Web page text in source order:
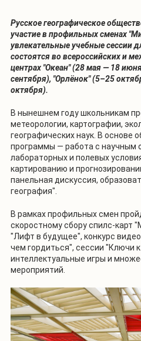
Русское географическое
участие в профильных сменах
увлекательные учебные сессии
состоятся во всероссийских и
центрах "Океан" (28 мая — 18
сентября), "Орлёнок" (5–25
октября).
В нынешнем году школьникам
метеорологии, картографии,
географических наук. В основе
программы — работа с научным
лабораторных и полевых
картированию и
панельная дискуссия,
география".
В рамках профильных смен
скоростному сбору спилс-карт
"Лифт в будущее", конкурс
чем гордиться", сессии "Ключи
интеллектуальные игры и
мероприятий.